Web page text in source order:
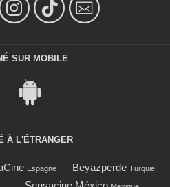
SUR MOBILE
À L'ÉTRANGER
Espagne Beyazperde Turquie